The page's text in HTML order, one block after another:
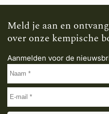
Meld je aan en
over onze kempische
Aanmelden voor de